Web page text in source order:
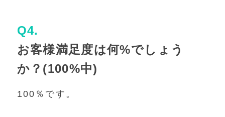
Q4.
お客様満足度は何%でしょう
か？(100%中)
100％です。